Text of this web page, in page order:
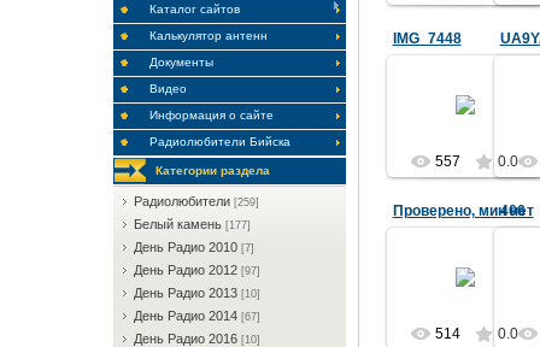
Каталог сайтов
Калькулятор антенн
Документы
Видео
Информация о сайте
Радиолюбители Бийска
Категории раздела
Радиолюбители [259]
Белый камень [177]
День Радио 2010 [7]
День Радио 2012 [97]
День Радио 2013 [10]
День Радио 2014 [67]
День Радио 2016 [10]
IMG_7448
557 0.0
Проверено, мин нет
514 0.0
406